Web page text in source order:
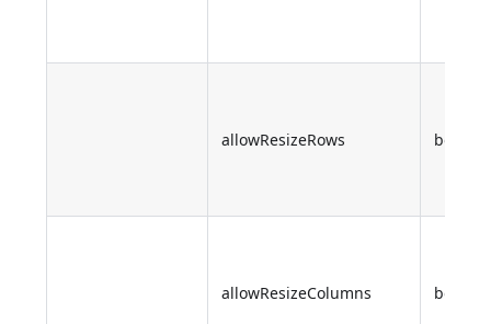
allowResizeRows
allowResizeColumns